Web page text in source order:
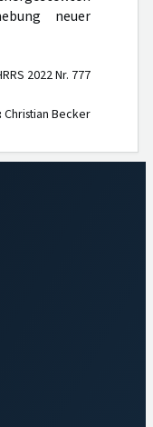
neuer
2022 Nr. 777
Christian Becker